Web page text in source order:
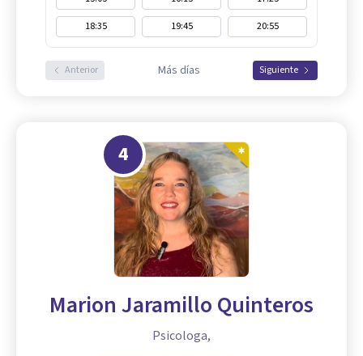
18:35
19:45 20:55
Anterior Más días Siguiente
4
Marion Jaramillo Quinteros
Psicologa,